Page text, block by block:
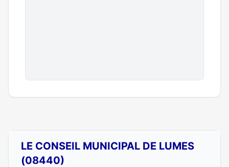
LE CONSEIL MUNICIPAL DE LUMES
(08440)